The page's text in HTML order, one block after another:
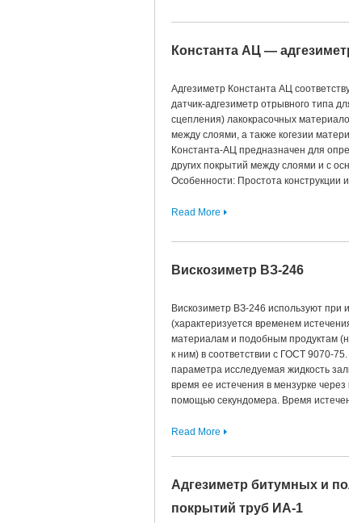
Константа АЦ —
Адгезиметр Константа АЦ
датчик-адгезиметр отрывного типа
сцепления) лакокрасочных
между слоями, а также когезии
Константа-АЦ предназначен для
других покрытий между слоями и с
Особенности: Простота конструкции и
Read More
Вискозиметр ВЗ-246
Вискозиметр ВЗ-246 используют при
(характеризуется временем
материалам и подобным продуктам
к ним) в соответствии с ГОСТ 9070-
параметра исследуемая жидкость
время ее истечения в мензурке
помощью секундомера. Время
Read More
Адгезиметр битумных и
покрытий труб ИА-1